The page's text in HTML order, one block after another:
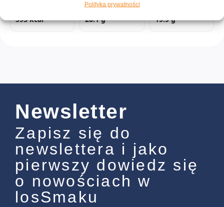
Polityka prywatności
593 kcal
Tłuszcz
28.1 g 19.9 g
Newsletter
Zapisz się do
newslettera i jako
pierwszy dowiedz się
o nowościach w
losSmaku